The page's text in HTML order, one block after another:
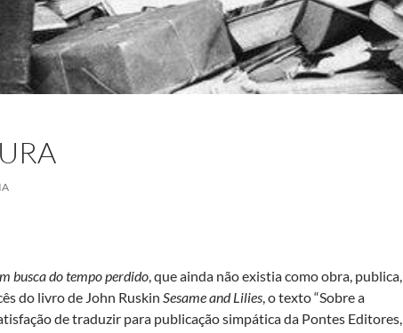
busca do tempo perdido, que ainda não existia como obra, publica,
do livro de John Ruskin Sesame and Lilies, o texto “Sobre a
de traduzir para publicação simpática da Pontes Editores,